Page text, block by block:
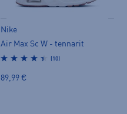
Nike
Air Max Sc W - tennarit
(10)
89,99 €